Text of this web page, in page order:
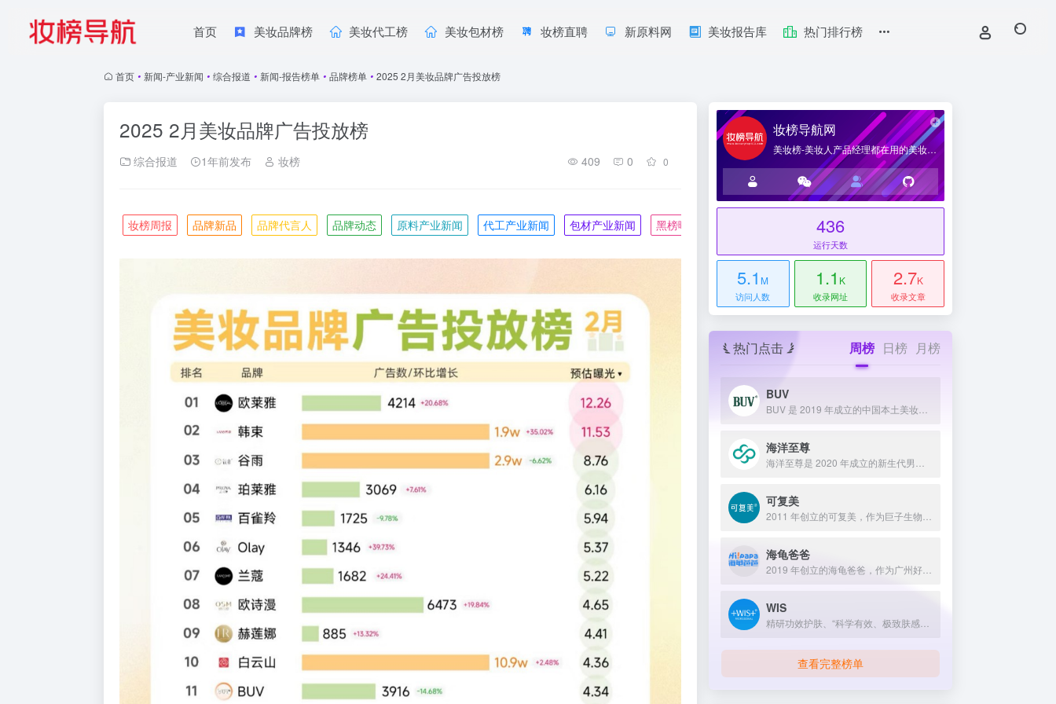
首页 美妆品牌榜 美妆代工榜 美妆包材榜 妆榜直聘 新原料网 美妆报告库 热门排行榜
首页 • 新闻-产业新闻 • 综合报道 • 新闻-报告榜单 • 品牌榜单 • 2025 2月美妆品牌广告投放榜
2025 2月美妆品牌广告投放榜
综合报道 1年前发布 妆榜 409 0 0
妆榜周报 品牌新品 品牌代言人 品牌动态 原料产业新闻 代工产业新闻 包材产业新闻 黑榜曝光台
妆榜导航网
美妆榜-美妆人产品经理都在用的美妆产业导航网站
436
运行天数
5.1 M
访问人数
1.1 K
收录网址
2.7K
收录文章
热门点击 周榜 日榜 月榜
BUV
海洋至尊
可复美
海龟爸爸
WIS
查看完整榜单